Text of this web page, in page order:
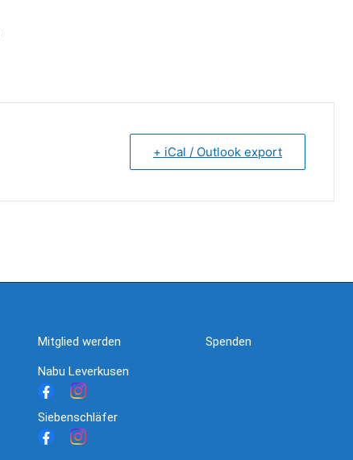
+ iCal / Outlook export
Mitglied werden
Nabu Leverkusen
Siebenschläfer
Spenden